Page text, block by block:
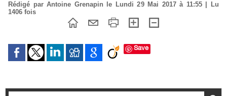
Rédigé par Antoine Grenapin le Lundi 29 Mai 2017 à 11:55 | Lu
1406 fois
Save